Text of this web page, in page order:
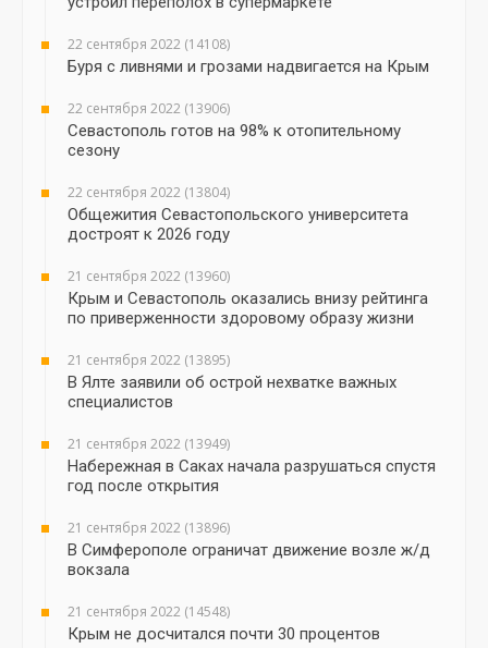
22 сентября 2022 (14108)
Буря с ливнями и грозами надвигается на Крым
22 сентября 2022 (13906)
Севастополь готов на 98% к отопительному
сезону
22 сентября 2022 (13804)
Общежития Севастопольского университета
достроят к 2026 году
21 сентября 2022 (13960)
Крым и Севастополь оказались внизу рейтинга
по приверженности здоровому образу жизни
21 сентября 2022 (13895)
В Ялте заявили об острой нехватке важных
специалистов
21 сентября 2022 (13949)
Набережная в Саках начала разрушаться спустя
год после открытия
21 сентября 2022 (13896)
В Симферополе ограничат движение возле ж/д
вокзала
21 сентября 2022 (14548)
Крым не досчитался почти 30 процентов